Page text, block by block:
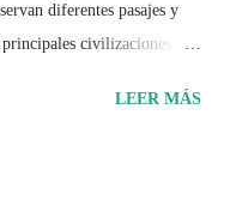
diferentes pasajes y
civilizaciones que
LEER MÁS